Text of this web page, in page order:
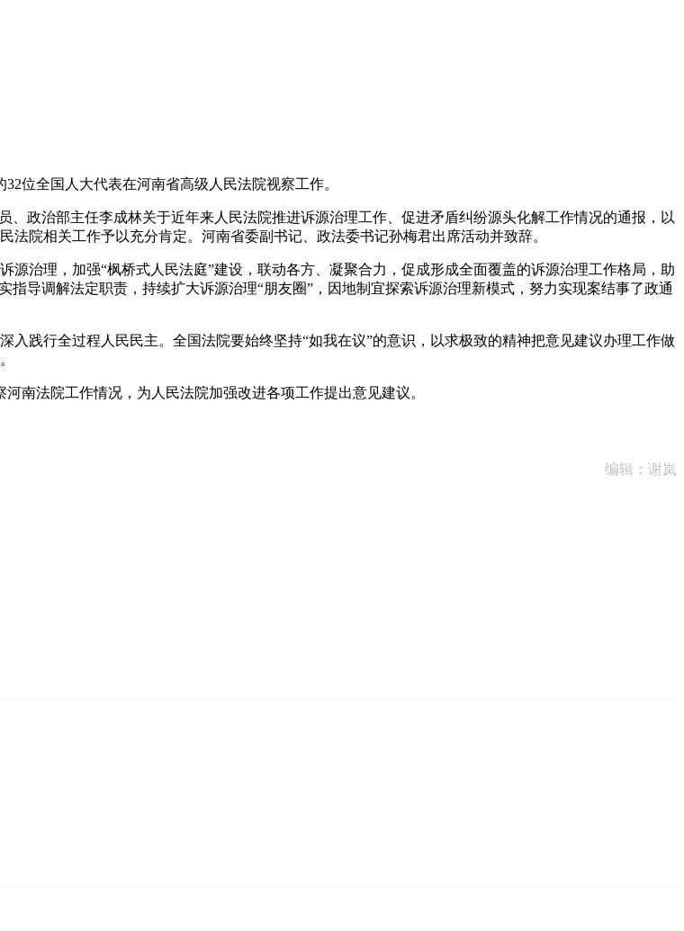
位全国人大代表在河南省高级人民法院视察工作。
政治部主任李成林关于近年来人民法院推进诉源治理工作、促进矛盾纠纷源头化解工作情况的通报，以
院相关工作予以充分肯定。河南省委副书记、政法委书记孙梅君出席活动并致辞。
理，加强“枫桥式人民法庭”建设，联动各方、凝聚合力，促成形成全面覆盖的诉源治理工作格局，助
导调解法定职责，持续扩大诉源治理“朋友圈”，因地制宜探索诉源治理新模式，努力实现案结事了政通
践行全过程人民民主。全国法院要始终坚持“如我在议”的意识，以求极致的精神把意见建议办理工作做
法院工作情况，为人民法院加强改进各项工作提出意见建议。
编辑：谢岚